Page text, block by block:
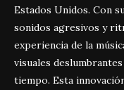
Estados Unidos. Con
sonidos agresivos y
experiencia de la
visuales
tiempo. Esta